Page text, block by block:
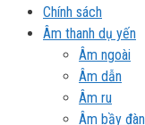
Chính sách
Âm thanh dụ yến
Âm ngoài
Âm dẫn
Âm ru
Âm bầy đàn